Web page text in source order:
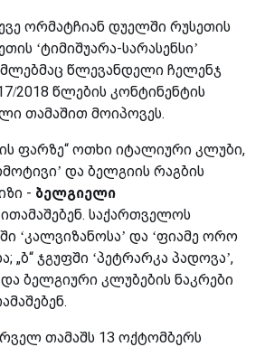
ორმატჩიან დუელში რუსეთის
‘ტიმიშუარა-სარასენსი’
წლევანდელი ჩელენჯ
2018 წლების კონტინენტის
თამაშით მოიპოვეს.
ფარზე“ ოთხი იტალიური კლუბი,
და ბელგიის რაგბის
- ბელგიელი
საქართველოს
‘კალვიზანოსა’ და ‘ფიამე ორო
„ბ“ ჯგუფში ‘პეტრარკა პადოვა’,
ბელგიური კლუბების ნაკრები
თამაშს 13 ოქტომბერს